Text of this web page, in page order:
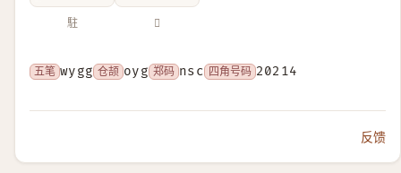
駐 𥩣
五笔 wygg 仓颉 oyg 郑码 nsc 四角号码 20214
反馈